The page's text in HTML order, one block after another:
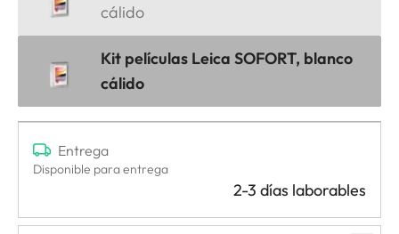
cálido
Kit películas Leica SOFORT, blanco
cálido
Entrega
Disponible para entrega
2-3 días laborables